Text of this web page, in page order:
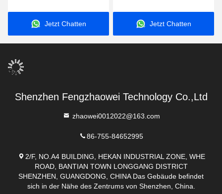
für Lebensmittelkontakt
Jetzt Chatten
Geschmacksbeständigkeit
Jetzt Chatten
Shenzhen Fengzhaowei Technology Co.,Ltd
zhaowei0012022@163.com
86-755-84652995
2/F, NO.A4 BUILDING, HEKAN INDUSTRIAL ZONE, WHE
ROAD, BANTIAN TOWN LONGGANG DISTRICT
SHENZHEN, GUANGDONG, CHINA Das Gebäude befindet
sich in der Nähe des Zentrums von Shenzhen, China.